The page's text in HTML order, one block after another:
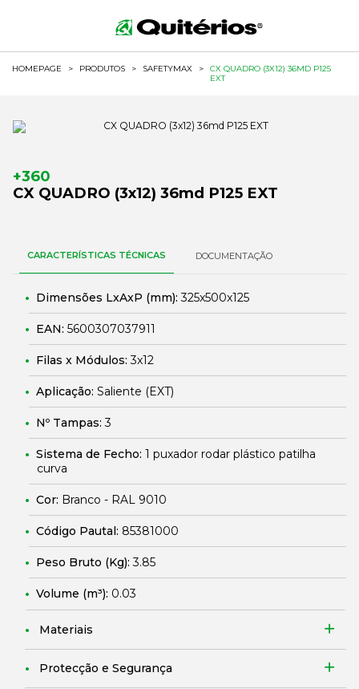
HOMEPAGE > PRODUTOS > SAFETYMAX >
CX QUADRO (3X12) 36MD P125
EXT
+360
CX QUADRO (3x12) 36md P125 EXT
CARACTERÍSTICAS TÉCNICAS DOCUMENTAÇÃO
Dimensões LxAxP (mm):325x500x125
EAN: 5600307037911
Filas x Módulos:3x12
Aplicação: Saliente (EXT)
Nº Tampas:3
Sistema de Fecho: 1 puxador rodar plástico patilha
curva
Cor: Branco - RAL 9010
Código Pautal: 85381000
Peso Bruto (Kg):3.85
Volume (m³): 0.03
Materiais
Protecção e Segurança